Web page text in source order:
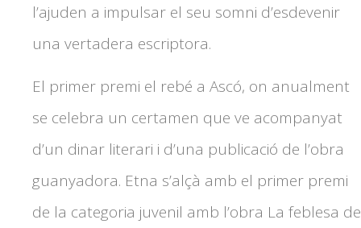
l’ajuden a impulsar el seu somni d’esdevenir
una vertadera escriptora.
El primer premi el rebé a Ascó, on anualment
se celebra un certamen que ve acompanyat
d’un dinar literari i d’una publicació de l’obra
guanyadora. Etna s’alçà amb el primer premi
de la categoria juvenil amb l’obra La feblesa de